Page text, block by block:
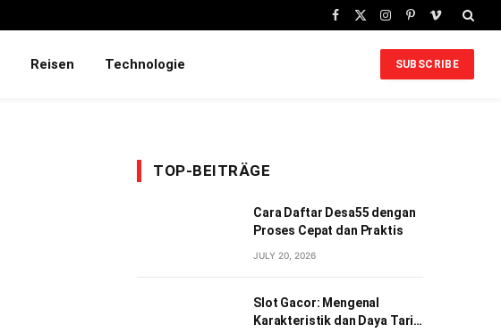
Facebook
X
Instagram
PinterestVimeo
Reisen Technologie SUBSCRIBE
TOP-BEITRÄGE
Cara Daftar Desa55 dengan
Proses Cepat dan Praktis
JULY 20, 2026
Slot Gacor: Mengenal
Karakteristik dan Daya Tarik